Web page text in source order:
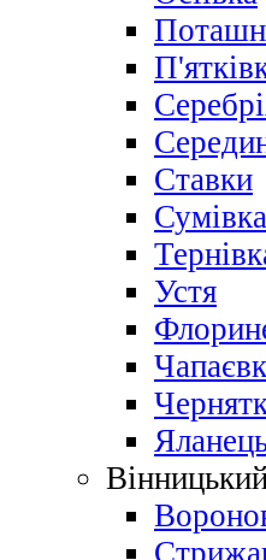
Ставки
Сумівка
Устя